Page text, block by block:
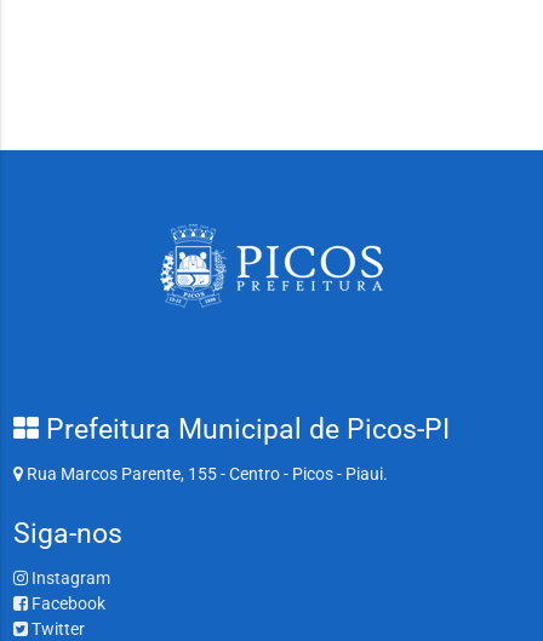
Prefeitura Municipal de Picos-PI
Rua Marcos Parente, 155 - Centro - Picos - Piaui.
Siga-nos
Instagram
Facebook
Twitter